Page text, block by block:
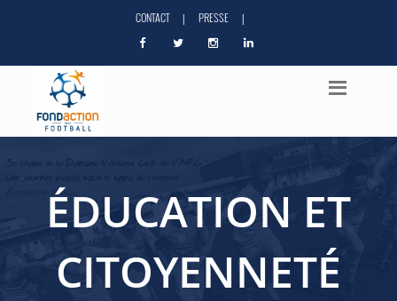
CONTACT | PRESSE |
ÉDUCATION ET
CITOYENNETÉ